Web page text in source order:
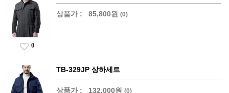
상품가 : 85,800원 (0)
0
TB-329JP 상하세트
상품가 : 132,000원 (0)